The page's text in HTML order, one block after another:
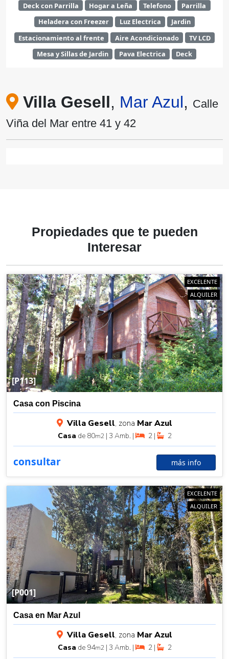
Deck con Parrilla
Hogar a Leña Telefono
Parrilla
Heladera con Freezer
Luz Electrica
Jardin
Estacionamiento al frente
Aire Acondicionado
TV LCD
Mesa y Sillas de Jardin
Pava Electrica Deck
Villa Gesell, Mar Azul, Calle
Viña del Mar entre 41 y 42
Propiedades que te pueden
Interesar
[P113]
EXCELENTE
ALQUILER
Casa con Piscina
Villa Gesell, zona Mar Azul
Casa de 80m2 | 3 Amb. | 2 | 2
consultar más info
[P001]
EXCELENTE
ALQUILER
Casa en Mar Azul
Villa Gesell, zona Mar Azul
Casa de 94m2 | 3 Amb. | 2 | 2